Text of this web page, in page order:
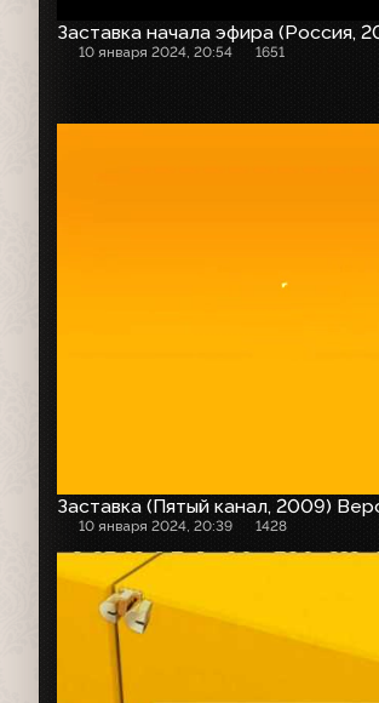
Заставка начала эфира (Россия,
10 января 2024, 20:54 1651
Заставка (Пятый канал, 2009)
10 января 2024, 20:39 1428